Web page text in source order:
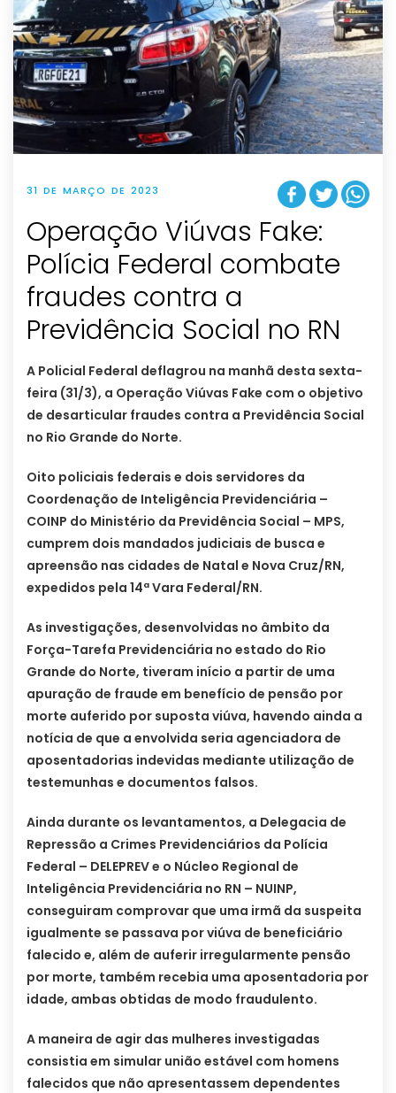
31 DE MARÇO DE 2023
Operação Viúvas Fake:
Polícia Federal combate
fraudes contra a
Previdência Social no RN
A Policial Federal deflagrou na manhã desta sexta-
feira (31/3), a Operação Viúvas Fake com o objetivo
de desarticular fraudes contra a Previdência Social
no Rio Grande do Norte.
Oito policiais federais e dois servidores da
Coordenação de Inteligência Previdenciária –
COINP do Ministério da Previdência Social – MPS,
cumprem dois mandados judiciais de busca e
apreensão nas cidades de Natal e Nova Cruz/RN,
expedidos pela 14ª Vara Federal/RN.
As investigações, desenvolvidas no âmbito da
Força-Tarefa Previdenciária no estado do Rio
Grande do Norte, tiveram início a partir de uma
apuração de fraude em benefício de pensão por
morte auferido por suposta viúva, havendo ainda a
notícia de que a envolvida seria agenciadora de
aposentadorias indevidas mediante utilização de
testemunhas e documentos falsos.
Ainda durante os levantamentos, a Delegacia de
Repressão a Crimes Previdenciários da Polícia
Federal – DELEPREV e o Núcleo Regional de
Inteligência Previdenciária no RN – NUINP,
conseguiram comprovar que uma irmã da suspeita
igualmente se passava por viúva de beneficiário
falecido e, além de auferir irregularmente pensão
por morte, também recebia uma aposentadoria por
idade, ambas obtidas de modo fraudulento.
A maneira de agir das mulheres investigadas
consistia em simular união estável com homens
falecidos que não apresentassem dependentes